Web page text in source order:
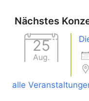
Nächstes
25
Aug.
alle